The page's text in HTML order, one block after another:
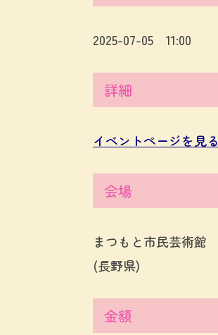
2025-07-05 11:00
詳細
イベントページを見る
会場
まつもと市民芸術館
(長野県)
金額